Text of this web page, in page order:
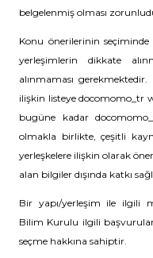
belgelenmiş olması
Konu önerilerinin
yerleşimlerin dikkate
alınmaması
ilişkin listeye docomomo_tr
bugüne kadar
olmakla birlikte, çeşitli
yerleşkelere ilişkin olarak
alan bilgiler dışında katkı
Bir yapı/yerleşim ile ilgili
Bilim Kurulu ilgili
seçme hakkına sahiptir.